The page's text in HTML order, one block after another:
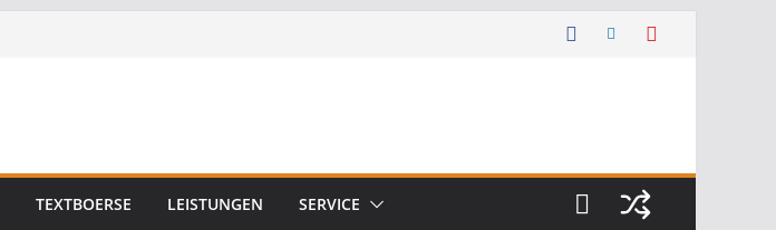
TEXTBOERSE LEISTUNGEN SERVICE